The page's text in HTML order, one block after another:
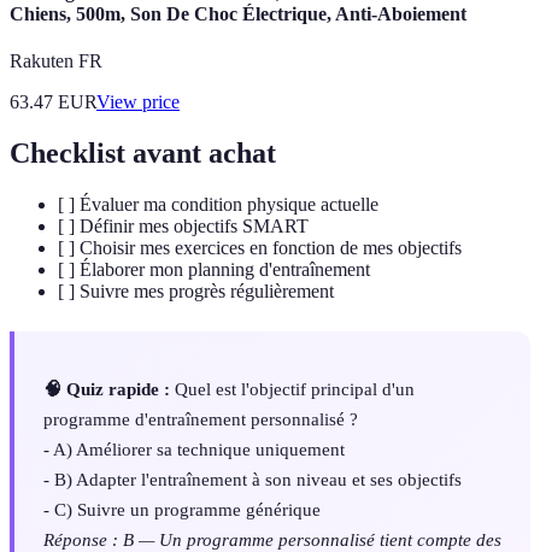
Chiens, 500m, Son De Choc Électrique, Anti-Aboiement
Rakuten FR
63.47 EURView price
Checklist avant achat
[ ] Évaluer ma condition physique actuelle
[ ] Définir mes objectifs SMART
[ ] Choisir mes exercices en fonction de mes objectifs
[ ] Élaborer mon planning d'entraînement
[ ] Suivre mes progrès régulièrement
🧠 Quiz rapide : Quel est l'objectif principal d'un
programme d'entraînement personnalisé ?
- A) Améliorer sa technique uniquement
- B) Adapter l'entraînement à son niveau et ses objectifs
- C) Suivre un programme générique
Réponse : B — Un programme personnalisé tient compte des